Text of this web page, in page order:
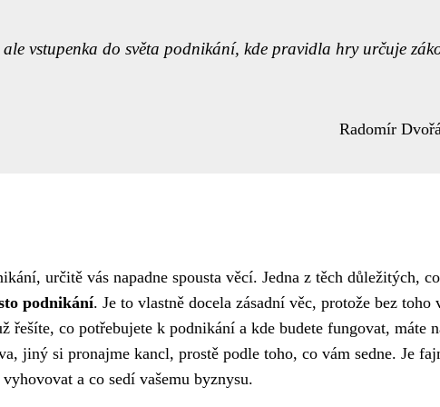
vstupenka do světa podnikání, kde pravidla hry určuje
Radomír
, určitě vás napadne spousta věcí. Jedna z těch důležitých, co
podnikání. Je to vlastně docela zásadní věc, protože bez toho
co potřebujete k podnikání a kde budete fungovat, máte
jiný si pronajme kancl, prostě podle toho, co vám sedne. Je
a co sedí vašemu byznysu.